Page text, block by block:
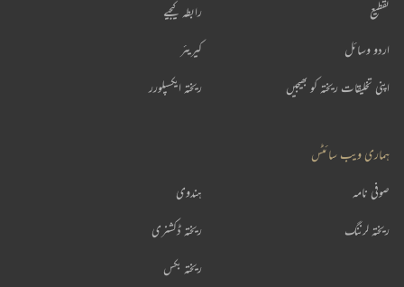
تقطیع
اردو وسائل
اپنی تخلیقات ریختہ کو بھیجیں
رابطہ کیجیے
کیریئر
ریختہ ایکسپلورر
ہماری ویب سائٹس
ہندوی صوفی نامہ
ریختہ ڈکشنری ریختہ لرننگ
ریختہ بکس